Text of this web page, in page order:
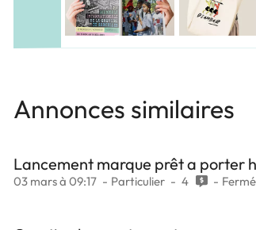
Annonces similaires
Lancement marque prêt a porter
03 mars à 09:17 Particulier 4 Fermé